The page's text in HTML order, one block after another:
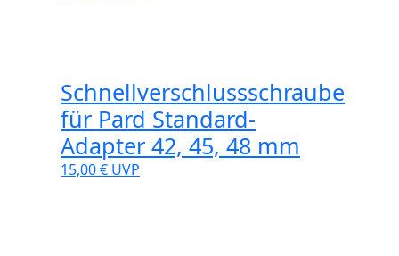
Schnellverschlussschraube
für Pard Standard-
Adapter 42, 45, 48 mm
15,00 € UVP